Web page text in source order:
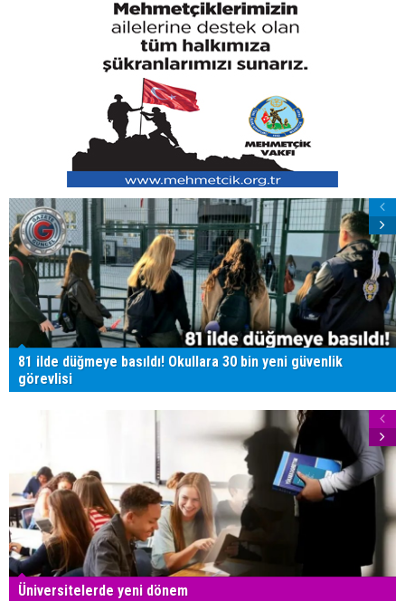
81 ilde düğmeye basıldı! Okullara 30 bin yeni güvenlik
görevlisi
Üniversitelerde yeni dönem